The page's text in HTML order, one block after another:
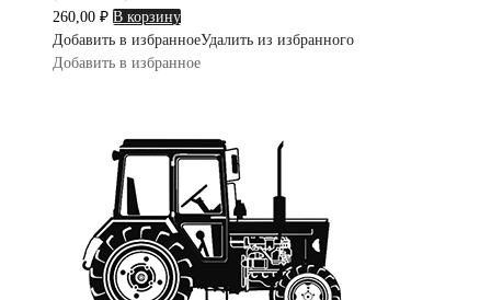
260,00 ₽ В корзину
Добавить в избранноеУдалить из избранного
Добавить в избранное